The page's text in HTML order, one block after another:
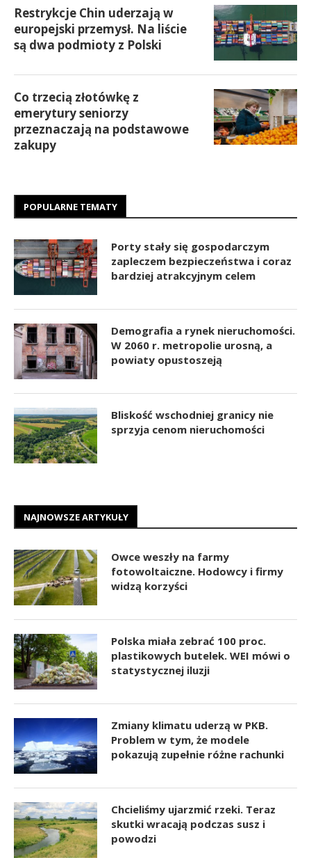
Restrykcje Chin uderzają w
europejski przemysł. Na liście
są dwa podmioty z Polski
Co trzecią złotówkę z
emerytury seniorzy
przeznaczają na podstawowe
zakupy
POPULARNE TEMATY
Porty stały się gospodarczym
zapleczem bezpieczeństwa i coraz
bardziej atrakcyjnym celem
Demografia a rynek nieruchomości.
W 2060 r. metropolie urosną, a
powiaty opustoszeją
Bliskość wschodniej granicy nie
sprzyja cenom nieruchomości
NAJNOWSZE ARTYKUŁY
Owce weszły na farmy
fotowoltaiczne. Hodowcy i firmy
widzą korzyści
Polska miała zebrać 100 proc.
plastikowych butelek. WEI mówi o
statystycznej iluzji
Zmiany klimatu uderzą w PKB.
Problem w tym, że modele
pokazują zupełnie różne rachunki
Chcieliśmy ujarzmić rzeki. Teraz
skutki wracają podczas susz i
powodzi